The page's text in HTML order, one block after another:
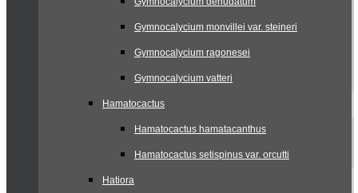
Gymnocalycium monvillei var. steineri
Gymnocalycium ragonesei
Gymnocalycium vatteri
Hamatocactus
Hamatocactus hamatacanthus
Hamatocactus setispinus var. orcutti
Hatiora